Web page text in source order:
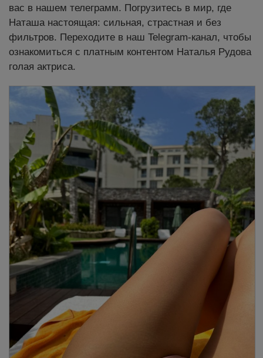
вас в нашем телеграмм. Погрузитесь в мир, где
Наташа настоящая: сильная, страстная и без
фильтров. Переходите в наш Telegram-канал, чтобы
ознакомиться с платным контентом Наталья Рудова
голая актриса.